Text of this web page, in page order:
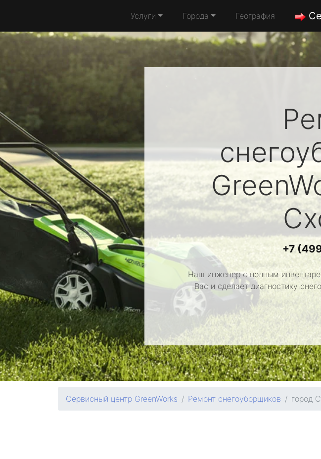
Услуги Города География
+7
Наш инженер с полным
Вас и сделает диагностику
Сервисный центр GreenWorks Ремонт снегоуборщиков город